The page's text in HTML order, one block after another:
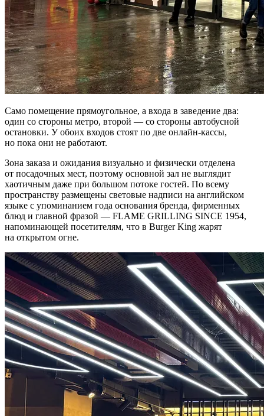
Само помещение прямоугольное, а входа в заведение два:
один со стороны метро, второй — со стороны автобусной
остановки. У обоих входов стоят по две онлайн-кассы,
но пока они не работают.
Зона заказа и ожидания визуально и физически отделена
от посадочных мест, поэтому основной зал не выглядит
хаотичным даже при большом потоке гостей. По всему
пространству размещены световые надписи на английском
языке с упоминанием года основания бренда, фирменных
блюд и главной фразой — FLAME GRILLING SINCE 1954,
напоминающей посетителям, что в Burger King жарят
на открытом огне.